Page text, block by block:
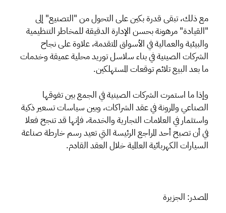
مع ذلك، تبقى قدرة بكين على التحول من "التصنيع" إلى
"القيادة" مرهونة بحسن الإدارة الدقيقة للمخاطر التنظيمية
والبيئية والعمالية في الأسواق المتقدمة، علاوة على نجاح
الشركات الصينية في بناء سلاسل توريد محلية عميقة وخدمات
ما بعد البيع تلائم توقعات المستهلكين.
وإذا ما استمرت الشركات الصينية في الجمع بين تفوقها
الصناعي والمرونة في عقد الشراكات، وبين سياسات تسعير ذكية
واستثمار في العلامات التجارية والخدمة، فإنها قد تنجح فعلا
في أن تصبح أحد المراجع الرئيسة التي تعيد رسم خارطة صناعة
السيارات الكهربائية العالمية خلال العقد القادم.
المصدر: الجزيرة